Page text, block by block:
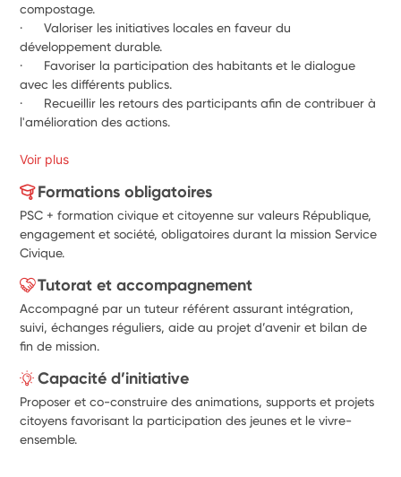
compostage.
·      Valoriser les initiatives locales en faveur du
développement durable.
·      Favoriser la participation des habitants et le dialogue
avec les différents publics.
·      Recueillir les retours des participants afin de contribuer à
l'amélioration des actions.
Voir plus
Formations obligatoires
PSC + formation civique et citoyenne sur valeurs République,
engagement et société, obligatoires durant la mission Service
Civique.
Tutorat et accompagnement
Accompagné par un tuteur référent assurant intégration,
suivi, échanges réguliers, aide au projet d’avenir et bilan de
fin de mission.
Capacité d’initiative
Proposer et co-construire des animations, supports et projets
citoyens favorisant la participation des jeunes et le vivre-
ensemble.